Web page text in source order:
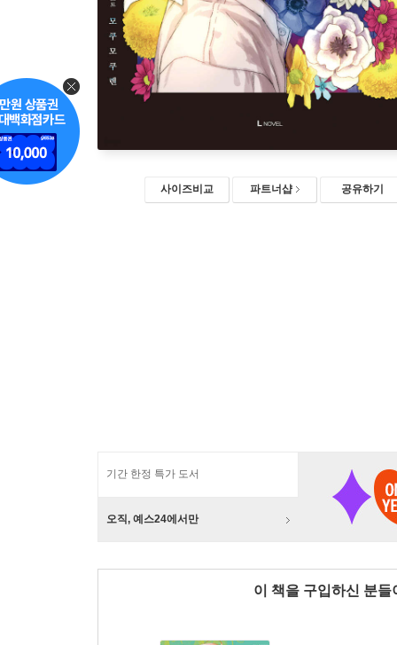
사이즈비교 파트너샵 공유하기
기간 한정 특가 도서
오직, 예스24에서만
이 책을 구입하신 분